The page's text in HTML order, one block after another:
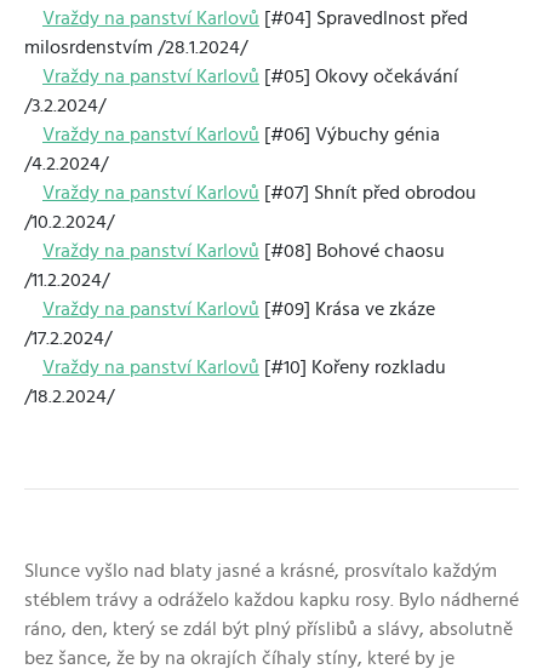
Vraždy na panství Karlovů [#04] Spravedlnost před
milosrdenstvím /28.1.2024/
Vraždy na panství Karlovů [#05] Okovy očekávání
/3.2.2024/
Vraždy na panství Karlovů [#06] Výbuchy génia
/4.2.2024/
Vraždy na panství Karlovů [#07] Shnít před obrodou
/10.2.2024/
Vraždy na panství Karlovů [#08] Bohové chaosu
/11.2.2024/
Vraždy na panství Karlovů [#09] Krása ve zkáze
/17.2.2024/
Vraždy na panství Karlovů [#10] Kořeny rozkladu
/18.2.2024/
Slunce vyšlo nad blaty jasné a krásné, prosvítalo každým
stéblem trávy a odráželo každou kapku rosy. Bylo nádherné
ráno, den, který se zdál být plný příslibů a slávy, absolutně
bez šance, že by na okrajích číhaly stíny, které by je